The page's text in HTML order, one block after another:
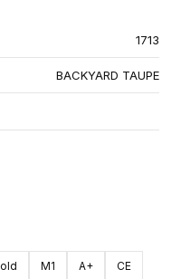
1713
BACKYARD TAUPE
M1 A+ CE